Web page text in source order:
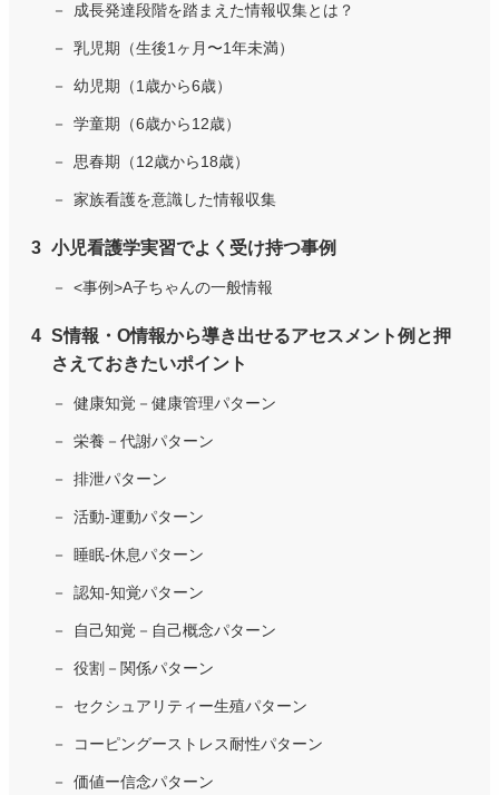
成長発達段階を踏まえた情報収集とは？
乳児期（生後1ヶ月〜1年未満）
幼児期（1歳から6歳）
学童期（6歳から12歳）
思春期（12歳から18歳）
家族看護を意識した情報収集
小児看護学実習でよく受け持つ事例
<事例>A子ちゃんの一般情報
S情報・O情報から導き出せるアセスメント例と押
さえておきたいポイント
健康知覚－健康管理パターン
栄養－代謝パターン
排泄パターン
活動-運動パターン
睡眠-休息パターン
認知-知覚パターン
自己知覚－自己概念パターン
役割－関係パターン
セクシュアリティー生殖パターン
コーピングーストレス耐性パターン
価値ー信念パターン